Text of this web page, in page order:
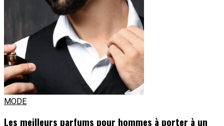
MODE
Les meilleurs parfums pour hommes à porter à un